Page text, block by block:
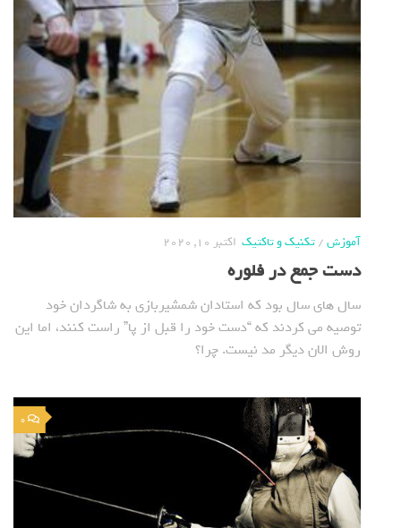
آموزش/تکنیک و تاکتیک اکتبر 10, 2020
دست جمع در فلوره
سال های سال بود که استادان شمشیربازی به شاگردان خود
توصیه می کردند که “دست خود را قبل از پا” راست کنند، اما این
روش الان دیگر مد نیست. چرا؟
0